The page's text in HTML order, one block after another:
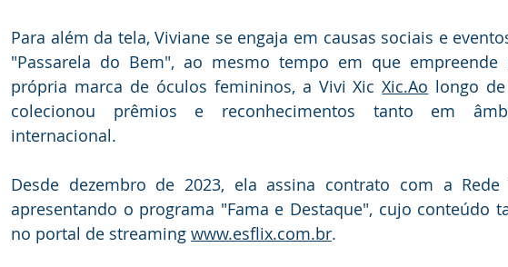
Para além da tela, Viviane se engaja em causas sociais e
"Passarela do Bem", ao mesmo tempo em que
própria marca de óculos femininos, a Vivi Xic Xic.Ao longo
colecionou prêmios e reconhecimentos tanto em
internacional.
Desde dezembro de 2023, ela assina contrato com a
apresentando o programa "Fama e Destaque", cujo conteúdo
no portal de streaming www.esflix.com.br.